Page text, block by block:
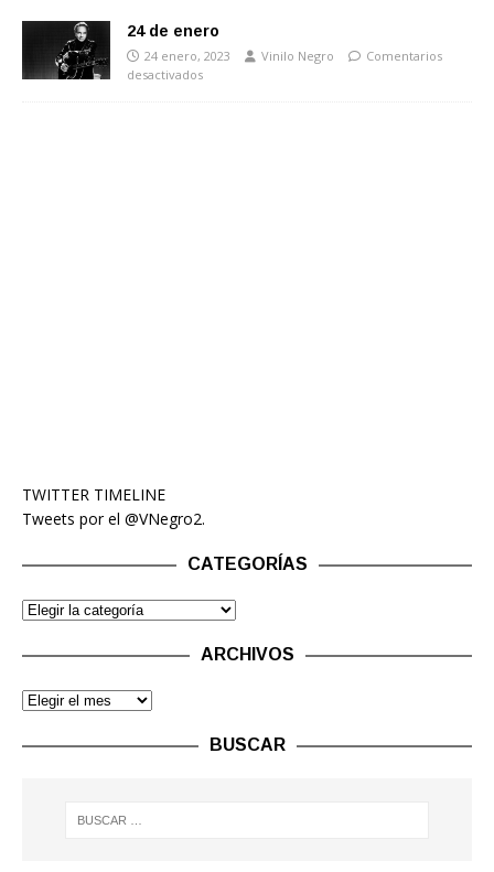
24 de enero
24 enero, 2023 Vinilo Negro
Comentarios
desactivados
TWITTER TIMELINE
Tweets por el @VNegro2.
CATEGORÍAS
ARCHIVOS
BUSCAR